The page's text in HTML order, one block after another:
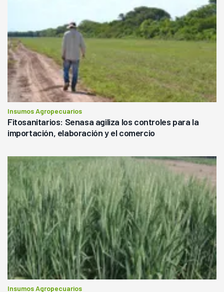
Insumos Agropecuarios
Fitosanitarios: Senasa agiliza los controles para la
importación, elaboración y el comercio
Insumos Agropecuarios